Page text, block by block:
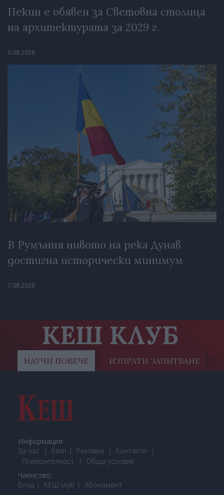
Пекин е обявен за Световна столица
на архитектурата за 2029 г.
6.08.2026
В Румъния нивото на река Дунав
достигна исторически минимум
7.08.2026
КЕШ КЛУБ
НАУЧИ ПОВЕЧЕ ИЗПРАТИ ЗАПИТВАНЕ
Информация:
За нас
Екип Реклама
Контакти
Поверителност
Общи условия
Членство:
Вход
КЕШ клуб Абонамент